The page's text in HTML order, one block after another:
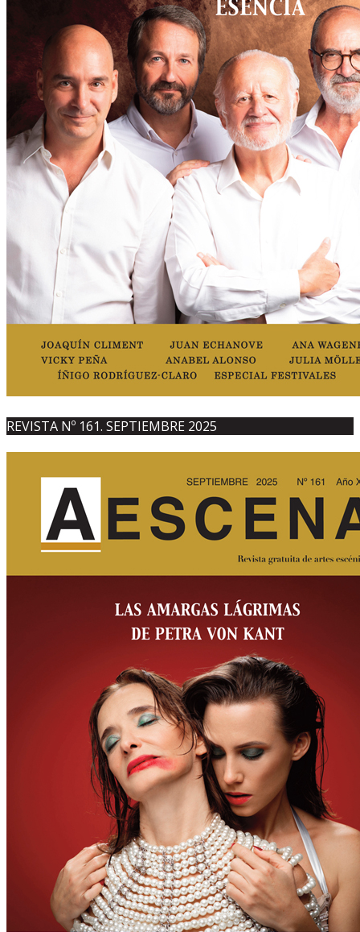
REVISTA Nº 161. SEPTIEMBRE 2025